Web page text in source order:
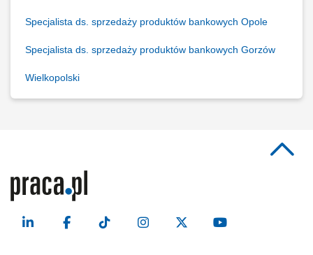
Specjalista ds. sprzedaży produktów bankowych Opole
Specjalista ds. sprzedaży produktów bankowych Gorzów
Wielkopolski